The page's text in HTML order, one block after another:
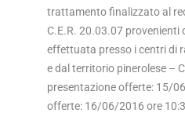
trattamento finalizzato al
C.E.R. 20.03.07
effettuata presso i centri di
e dal territorio pinerolese –
presentazione offerte: 15/
offerte: 16/06/2016 ore